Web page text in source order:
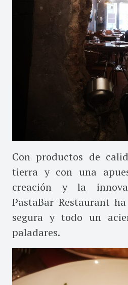
Con productos de
tierra y con una
creación y la
PastaBar Restaurant
segura y todo un
paladares.